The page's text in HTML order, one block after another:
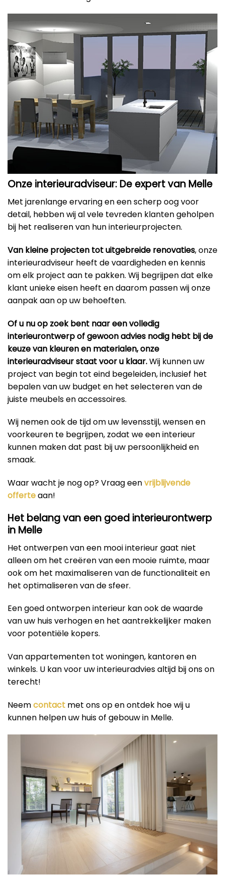
Onze interieuradviseur: De expert van Melle
Met jarenlange ervaring en een scherp oog voor
detail, hebben wij al vele tevreden klanten geholpen
bij het realiseren van hun interieurprojecten.
Van kleine projecten tot uitgebreide renovaties, onze
interieuradviseur heeft de vaardigheden en kennis
om elk project aan te pakken. Wij begrijpen dat elke
klant unieke eisen heeft en daarom passen wij onze
aanpak aan op uw behoeften.
Of u nu op zoek bent naar een volledig
interieurontwerp of gewoon advies nodig hebt bij de
keuze van kleuren en materialen, onze
interieuradviseur staat voor u klaar.Wij kunnen uw
project van begin tot eind begeleiden, inclusief het
bepalen van uw budget en het selecteren van de
juiste meubels en accessoires.
Wij nemen ook de tijd om uw levensstijl, wensen en
voorkeuren te begrijpen, zodat we een interieur
kunnen maken dat past bij uw persoonlijkheid en
smaak.
Waar wacht je nog op? Vraag eenvrijblijvende
offerteaan!
Het belang van een goed interieurontwerp
in Melle
Het ontwerpen van een mooi interieur gaat niet
alleen om het creëren van een mooie ruimte, maar
ook om het maximaliseren van de functionaliteit en
het optimaliseren van de sfeer.
Een goed ontworpen interieur kan ook de waarde
van uw huis verhogen en het aantrekkelijker maken
voor potentiële kopers.
Van appartementen tot woningen, kantoren en
winkels. U kan voor uw interieuradvies altijd bij ons on
terecht!
Neemcontact met ons op en ontdek hoe wij u
kunnen helpen uw huis of gebouw in Melle.